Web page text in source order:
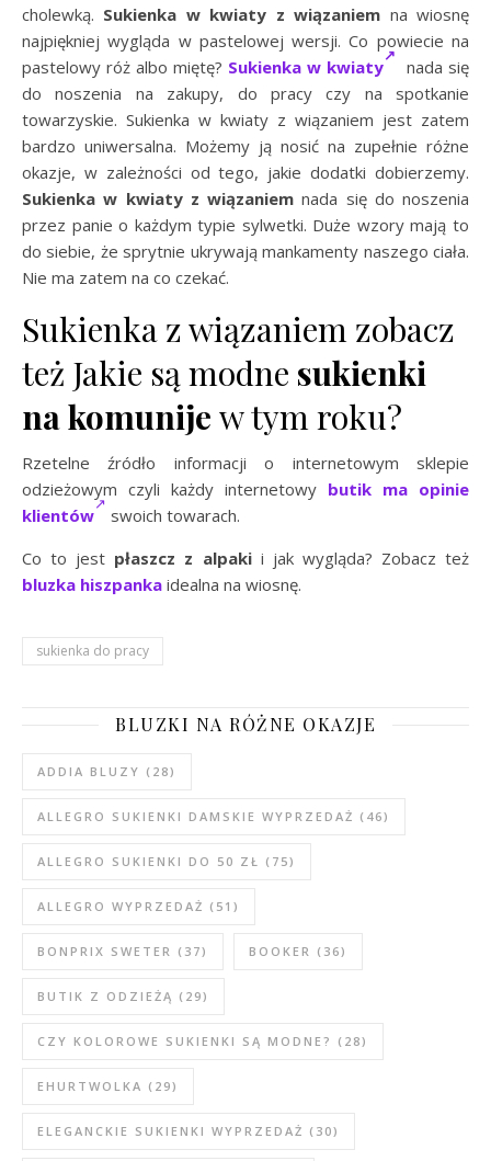
cholewką. Sukienka w kwiaty z wiązaniem na wiosnę
najpiękniej wygląda w pastelowej wersji. Co powiecie na
pastelowy róż albo miętę? Sukienka w kwiaty
nada się
do noszenia na zakupy, do pracy czy na spotkanie
towarzyskie. Sukienka w kwiaty z wiązaniem jest zatem
bardzo uniwersalna. Możemy ją nosić na zupełnie różne
okazje, w zależności od tego, jakie dodatki dobierzemy.
Sukienka w kwiaty z wiązaniem nada się do noszenia
przez panie o każdym typie sylwetki. Duże wzory mają to
do siebie, że sprytnie ukrywają mankamenty naszego ciała.
Nie ma zatem na co czekać.
Sukienka z wiązaniem zobacz
też Jakie są modne sukienki
na komunije w tym roku?
Rzetelne źródło informacji o internetowym sklepie
odzieżowym czyli każdy internetowy butik ma opinie
klientów
swoich towarach.
Co to jest płaszcz z alpakii jak wygląda? Zobacz też
bluzka hiszpanka idealna na wiosnę.
sukienka do pracy
BLUZKI NA RÓŻNE OKAZJE
ADDIA BLUZY (28)
ALLEGRO SUKIENKI DAMSKIE WYPRZEDAŻ (46)
ALLEGRO SUKIENKI DO 50 ZŁ (75)
ALLEGRO WYPRZEDAŻ (51)
BONPRIX SWETER (37) BOOKER (36)
BUTIK Z ODZIEŻĄ (29)
CZY KOLOROWE SUKIENKI SĄ MODNE? (28)
EHURTWOLKA (29)
ELEGANCKIE SUKIENKI WYPRZEDAŻ (30)